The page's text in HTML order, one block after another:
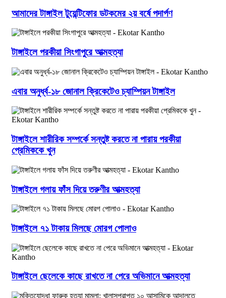
আমাদের টাঙ্গাইল টুয়েন্টিফোর ডটকমের ২য় বর্ষে পদার্পণ
টাঙ্গাইলে পরকীয়া সিংগাপুরে আত্মহত্যা
এবার অনুর্ধ্ব-১৮ জোনাল ক্রিকেটেও চ্যাম্পিয়ন টাঙ্গাইল
টাঙ্গাইলে শারীরিক সম্পর্কে সন্তুষ্ট করতে না পারায় পরকীয়া
প্রেমিককে খুন
টাঙ্গাইলে গলায় ফাঁস দিয়ে তরুণীর আত্মহত্যা
টাঙ্গাইলে ৭১ টাকায় মিলছে মোরগ পোলাও
টাঙ্গাইলে ছেলেকে কাছে রাখতে না পেরে অভিমানে আত্মহত্যা